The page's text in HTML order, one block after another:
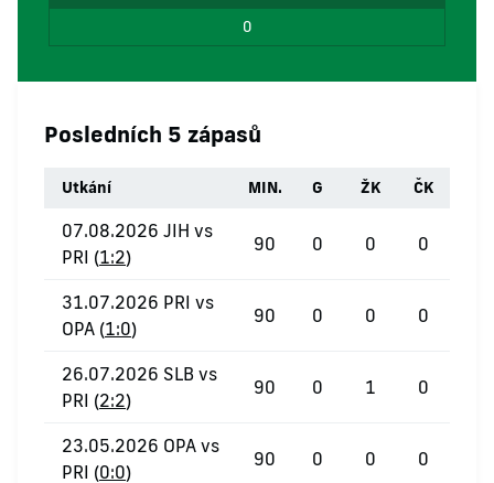
0
Posledních 5 zápasů
Utkání MIN. G ŽK ČK
07.08.2026 JIH vs
PRI (1:2)
90 0 0 0
31.07.2026 PRI vs
OPA (1:0)
90 0 0 0
26.07.2026 SLB vs
PRI (2:2)
90 0 1 0
23.05.2026 OPA vs
PRI (0:0)
90 0 0 0